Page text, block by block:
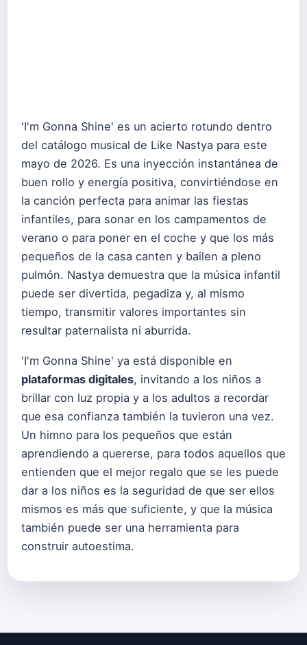
'I'm Gonna Shine' es un acierto rotundo dentro
del catálogo musical de Like Nastya para este
mayo de 2026. Es una inyección instantánea de
buen rollo y energía positiva, convirtiéndose en
la canción perfecta para animar las fiestas
infantiles, para sonar en los campamentos de
verano o para poner en el coche y que los más
pequeños de la casa canten y bailen a pleno
pulmón. Nastya demuestra que la música infantil
puede ser divertida, pegadiza y, al mismo
tiempo, transmitir valores importantes sin
resultar paternalista ni aburrida.
'I'm Gonna Shine' ya está disponible en
plataformas digitales, invitando a los niños a
brillar con luz propia y a los adultos a recordar
que esa confianza también la tuvieron una vez.
Un himno para los pequeños que están
aprendiendo a quererse, para todos aquellos que
entienden que el mejor regalo que se les puede
dar a los niños es la seguridad de que ser ellos
mismos es más que suficiente, y que la música
también puede ser una herramienta para
construir autoestima.